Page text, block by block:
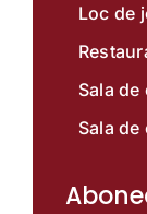
Loc de
Sala
Sala de